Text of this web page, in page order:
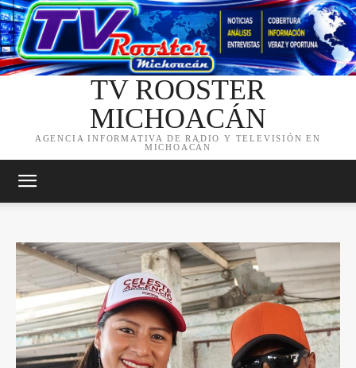
TV ROOSTER
MICHOACÁN
AGENCIA INFORMATIVA DE RADIO Y TELEVISIÓN EN
MICHOACÁN